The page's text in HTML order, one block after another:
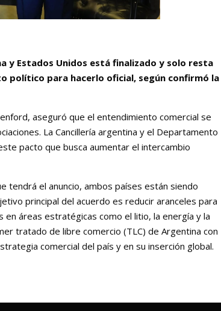
y Estados Unidos está finalizado y solo resta
político para hacerlo oficial, según confirmó la
aseguró que el entendimiento comercial se
La Cancillería argentina y el Departamento
pacto que busca aumentar el intercambio
tendrá el anuncio, ambos países están siendo
principal del acuerdo es reducir aranceles para
áreas estratégicas como el litio, la energía y la
tratado de libre comercio (TLC) de Argentina con
comercial del país y en su inserción global.